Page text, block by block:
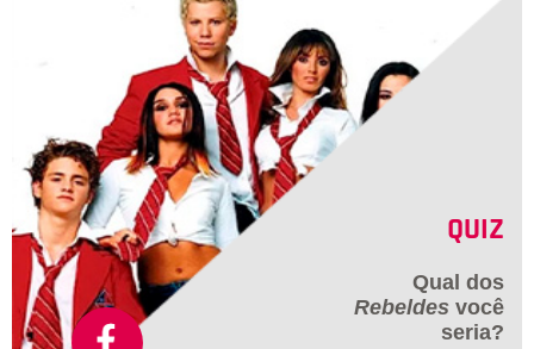
QUIZ
Qual dos
Rebeldes você
seria?